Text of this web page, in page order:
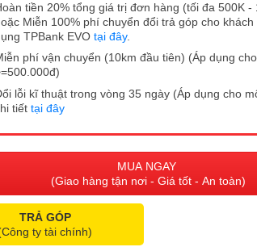
tiền 20% tổng giá trị đơn hàng (tối đa 500K -
Miễn 100% phí chuyển đổi trả góp cho
TPBank EVO tại đây.
phí vận chuyển (10km đầu tiên) (Áp dụng
lỗi kĩ thuật trong vòng 35 ngày (Áp dụng cho
tiết tại đây
MUA NGAY
(Giao hàng tận nơi - Giá tốt - An toàn)
TRẢ GÓP
ty tài chính)